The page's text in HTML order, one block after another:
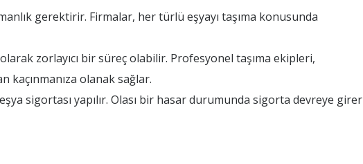
gerektirir. Firmalar, her türlü eşyayı taşıma konusunda
zorlayıcı bir süreç olabilir. Profesyonel taşıma ekipleri,
kaçınmanıza olanak sağlar.
sigortası yapılır. Olası bir hasar durumunda sigorta devreye girer